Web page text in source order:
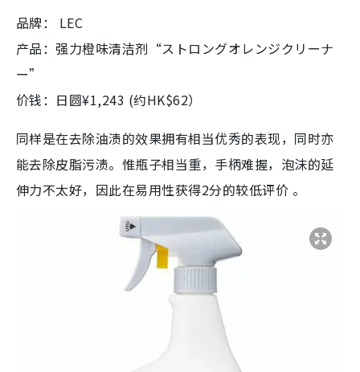
品牌： LEC
产品：强力橙味清洁剂“ストロングオレンジクリーナ
ー”
价钱：日圆¥1,243 (约HK$62）
同样是在去除油渍的效果拥有相当优秀的表现，同时亦
能去除皮脂污渍。惟瓶子相当重，手柄难握，泡沫的延
伸力不太好，因此在易用性获得2分的较低评价 。